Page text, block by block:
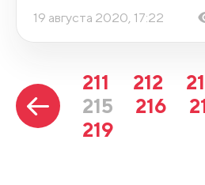
19 августа 2020, 17:22
211 212
215
216
219